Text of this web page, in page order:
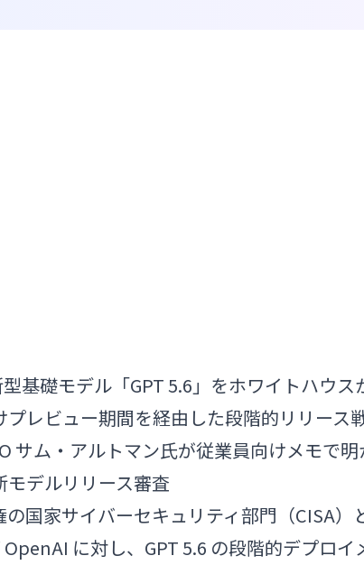
基礎モデル「GPT 5.6」をホワイトハウ
プレビュー期間を経由した段階的リリース
サム・アルトマン氏が従業員向けメモで明
モデルリリース審査
の国家サイバーセキュリティ部門（CISA
OpenAI に対し、GPT 5.6 の段階的デプロ